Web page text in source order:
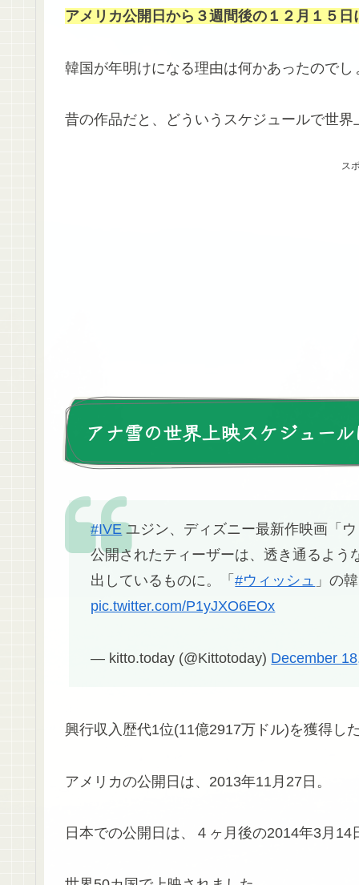
アメリカ公開日から ３週間後の１２月１５
韓国が年明けになる理由は何かあったのでし
昔の作品だと、どういうスケジュールで世
ス
アナ雪の世界上映スケジュー
#IVE ユジン、ディズニー最新作映画「
公開されたティーザーは、透き通るよ
出しているものに。「#ウィッシュ 」の
pic.twitter.com/P1yJXO6EOx
— kitto.today (@Kittotoday) December
興行収入歴代1位(11億2917万ドル)を獲得し
アメリカの公開日は、2013年11月27日。
日本での公開日は、４ヶ月後の2014年3月14